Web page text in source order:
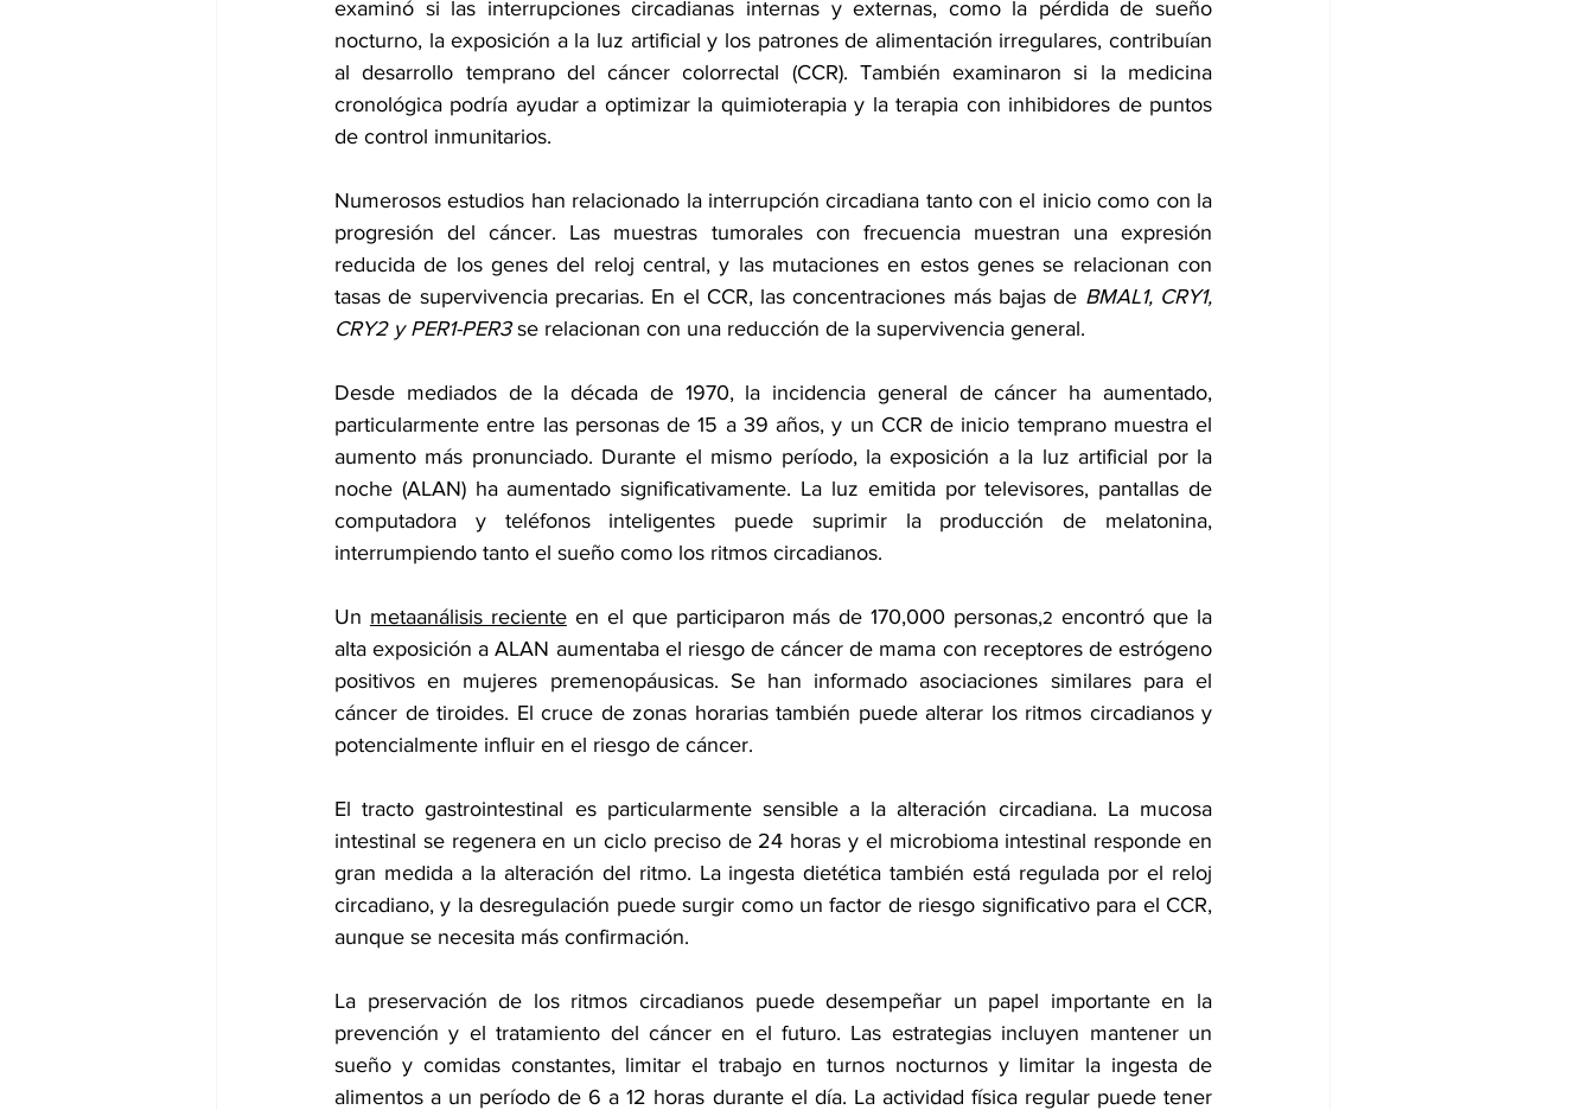
examinó si las interrupciones circadianas internas y externas, como la pérdida de sueño
nocturno, la exposición a la luz artificial y los patrones de alimentación irregulares, contribuían
al desarrollo temprano del cáncer colorrectal (CCR). También examinaron si la medicina
cronológica podría ayudar a optimizar la quimioterapia y la terapia con inhibidores de puntos
de control inmunitarios.
Numerosos estudios han relacionado la interrupción circadiana tanto con el inicio como con la
progresión del cáncer. Las muestras tumorales con frecuencia muestran una expresión
reducida de los genes del reloj central, y las mutaciones en estos genes se relacionan con
tasas de supervivencia precarias. En el CCR, las concentraciones más bajas de BMAL1, CRY1,
CRY2 y PER1-PER3 se relacionan con una reducción de la supervivencia general.
Desde mediados de la década de 1970, la incidencia general de cáncer ha aumentado,
particularmente entre las personas de 15 a 39 años, y un CCR de inicio temprano muestra el
aumento más pronunciado. Durante el mismo período, la exposición a la luz artificial por la
noche (ALAN) ha aumentado significativamente. La luz emitida por televisores, pantallas de
computadora y teléfonos inteligentes puede suprimir la producción de melatonina,
interrumpiendo tanto el sueño como los ritmos circadianos.
Un metaanálisis reciente en el que participaron más de 170,000 personas,2 encontró que la
alta exposición a ALAN aumentaba el riesgo de cáncer de mama con receptores de estrógeno
positivos en mujeres premenopáusicas. Se han informado asociaciones similares para el
cáncer de tiroides. El cruce de zonas horarias también puede alterar los ritmos circadianos y
potencialmente influir en el riesgo de cáncer.
El tracto gastrointestinal es particularmente sensible a la alteración circadiana. La mucosa
intestinal se regenera en un ciclo preciso de 24 horas y el microbioma intestinal responde en
gran medida a la alteración del ritmo. La ingesta dietética también está regulada por el reloj
circadiano, y la desregulación puede surgir como un factor de riesgo significativo para el CCR,
aunque se necesita más confirmación.
La preservación de los ritmos circadianos puede desempeñar un papel importante en la
prevención y el tratamiento del cáncer en el futuro. Las estrategias incluyen mantener un
sueño y comidas constantes, limitar el trabajo en turnos nocturnos y limitar la ingesta de
alimentos a un período de 6 a 12 horas durante el día. La actividad física regular puede tener